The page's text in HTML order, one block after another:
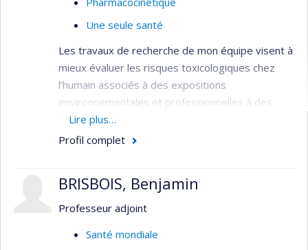
Une seule santé
Les travaux de recherche de mon équipe visent à
mieux évaluer les risques toxicologiques chez
l’humain associés à des expositions
environnementales et professionnelles à des
produits chimiques par l’utilisation de la
biosurveillance et de la modélisation
quantification de faibles niveaux de biomarqueurs
de l’exposition à certains polluants chimiques. Ces
comportement cinétique de ces substances dans
Lire plus…
Profil complet
BRISBOIS, Benjamin
Professeur adjoint
Santé mondiale